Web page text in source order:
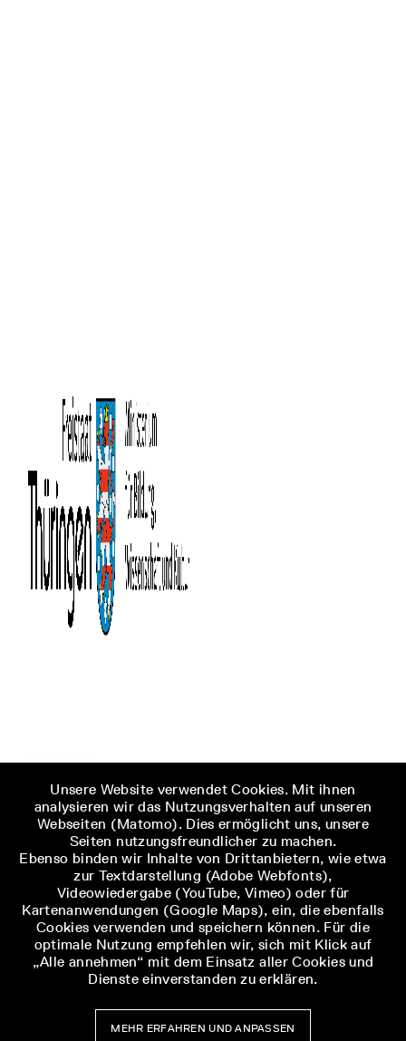
Unsere Website verwendet Cookies. Mit ihnen
analysieren wir das Nutzungsverhalten auf unseren
Webseiten (Matomo). Dies ermöglicht uns, unsere
Seiten nutzungsfreundlicher zu machen.
Ebenso binden wir Inhalte von Drittanbietern, wie etwa
zur Textdarstellung (Adobe Webfonts),
Videowiedergabe (YouTube, Vimeo) oder für
Kartenanwendungen (Google Maps), ein, die ebenfalls
Cookies verwenden und speichern können. Für die
optimale Nutzung empfehlen wir, sich mit Klick auf
„Alle annehmen“ mit dem Einsatz aller Cookies und
Dienste einverstanden zu erklären.
MEHR ERFAHREN UND ANPASSEN